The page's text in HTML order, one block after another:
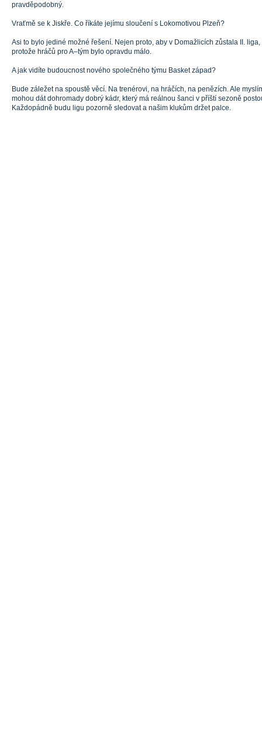
pravděpodobný.
Vraťmě se k Jiskře. Co říkáte jejímu sloučení s Lokomotivou Plzeň?
Asi to bylo jediné možné řešení. Nejen proto, aby v Domažlicích zůstala II.
protože hráčů pro A–tým bylo opravdu málo.
A jak vidíte budoucnost nového společného týmu Basket západ?
Bude záležet na spoustě věcí. Na trenérovi, na hráčích, na penězích. Ale
mohou dát dohromady dobrý kádr, který má reálnou šanci v příští sezoně
Každopádně budu ligu pozorně sledovat a našim klukům držet palce.